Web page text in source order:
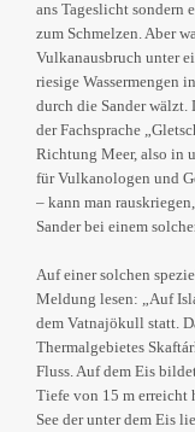
ans Tageslicht sondern
zum Schmelzen. Aber
Vulkanausbruch unter
riesige Wassermengen
durch die Sander wälzt.
der Fachsprache
Richtung Meer, also in
für Vulkanologen und
– kann man
Sander bei einem
Auf einer solchen
Meldung lesen: „Auf
dem Vatnajökull statt.
Thermalgebietes
Fluss. Auf dem Eis
Tiefe von 15 m erreicht
See der unter dem Eis